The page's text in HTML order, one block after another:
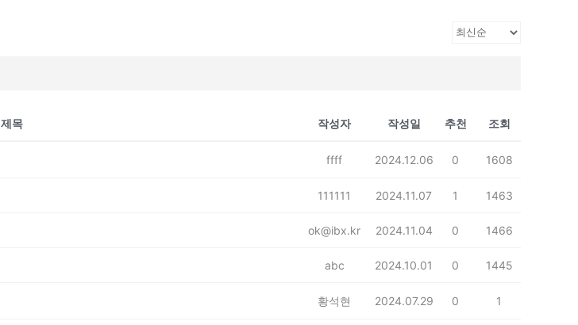
제목 작성자 작성일 추천 조회
ffff 2024.12.06 0 1608
111111 2024.11.07 1 1463
ok@ibx.kr 2024.11.04 0 1466
abc 2024.10.01 0 1445
황석현 2024.07.29 0 1